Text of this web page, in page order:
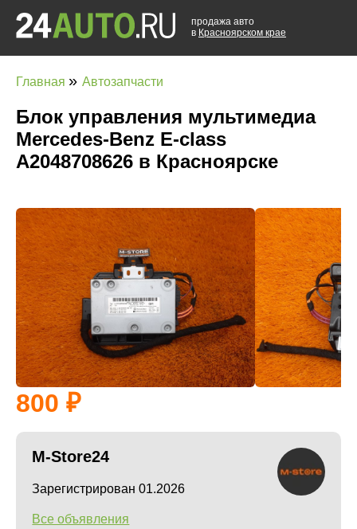
продажа авто
в Красноярском крае
Главная » Автозапчасти
Блок управления мультимедиа
Mercedes-Benz E-class
A2048708626 в Красноярске
800
M-Store24
Зарегистрирован 01.2026
Все объявления